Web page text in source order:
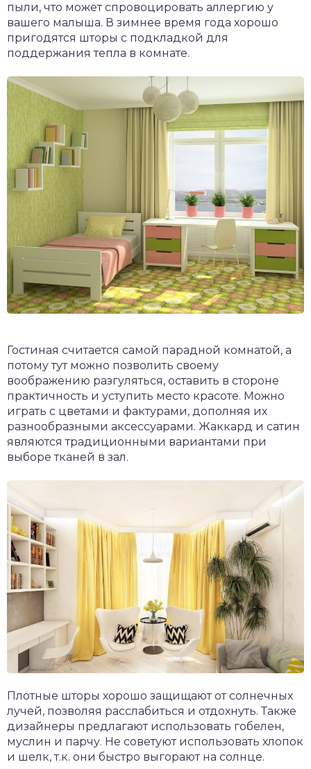
пыли, что может спровоцировать аллергию у
вашего малыша. В зимнее время года хорошо
пригодятся шторы с подкладкой для
поддержания тепла в комнате.
Гостиная считается самой парадной комнатой, а
потому тут можно позволить своему
воображению разгуляться, оставить в стороне
практичность и уступить место красоте. Можно
играть с цветами и фактурами, дополняя их
разнообразными аксессуарами. Жаккард и сатин
являются традиционными вариантами при
выборе тканей в зал.
Плотные шторы хорошо защищают от солнечных
лучей, позволяя расслабиться и отдохнуть. Также
дизайнеры предлагают использовать гобелен,
муслин и парчу. Не советуют использовать хлопок
и шелк, т.к. они быстро выгорают на солнце.